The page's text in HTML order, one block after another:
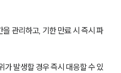
관리하고, 기한 만료 시 즉시 파
발생할 경우 즉시 대응할 수 있